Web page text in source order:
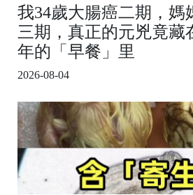
我34歲大腸癌二期，媽
三期，真正的元兇竟藏
年的「早餐」里
2026-08-04